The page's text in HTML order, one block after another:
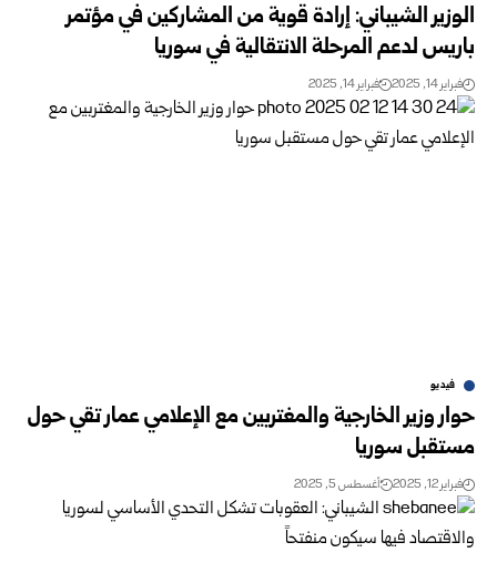
الوزير الشيباني: إرادة قوية من المشاركين في مؤتمر
باريس لدعم المرحلة الانتقالية في سوريا
فبراير 14, 2025 فبراير 14, 2025
فيديو
حوار وزير الخارجية والمغتربين مع الإعلامي عمار تقي حول
مستقبل سوريا
فبراير 12, 2025 أغسطس 5, 2025